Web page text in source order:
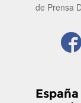
de Prensa